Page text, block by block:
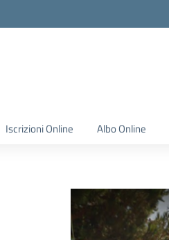
Iscrizioni Online Albo Online